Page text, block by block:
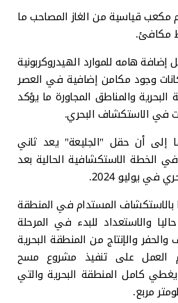
600 مليار قدم مكعب قياسية من الغاز المصاحب ما
هامه للموارد الهيدروكربونية
وجود مكامن إضافية في العصر
والمناطق المجاورة ما يؤكد
في الاستكشاف البحري.
إلى أن حقل "الجليعة" يعد ثاني
الخطة الاستكشافية الحالية بعد
يوليو 2024.
بالاستكشاف المستدام في المنطقة
والاستعداد للبدء في المرحلة
والإنتاج من المنطقة البحرية
العمل على تنفيذ مشروع مسح
كامل المنطقة البحرية والتي